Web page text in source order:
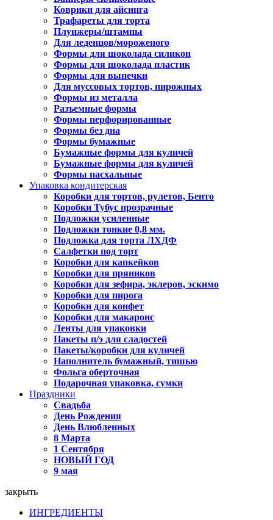
Коврики для айсинга
Трафареты для торта
Плунжеры/штампы
Для леденцов/мороженого
Формы для шоколада силикон
Формы для шоколада пластик
Формы для выпечки
Для муссовых тортов, пирожных
Формы из металла
Разъемные формы
Формы перфорированные
Формы без дна
Формы бумажные
Бумажные формы для куличей
Бумажные формы для куличей
Формы пасхальные
Упаковка кондитерская
Коробки для тортов, рулетов, Бенто
Коробки Тубус прозрачные
Подложки усиленные
Подложки тонкие 0,8 мм.
Подложка для торта ЛХДФ
Салфетки под торт
Коробки для капкейков
Коробки для пряников
Коробки для зефира, эклеров, эскимо
Коробки для пирога
Коробки для конфет
Коробки для макаронс
Ленты для упаковки
Пакеты п/э для сладостей
Пакеты/коробки для куличей
Наполнитель бумажный, тишью
Фольга оберточная
Подарочная упаковка, сумки
Праздники
Свадьба
День Рождения
День Влюбленных
8 Марта
1 Сентября
НОВЫЙ ГОД
9 мая
закрыть
ИНГРЕДИЕНТЫ